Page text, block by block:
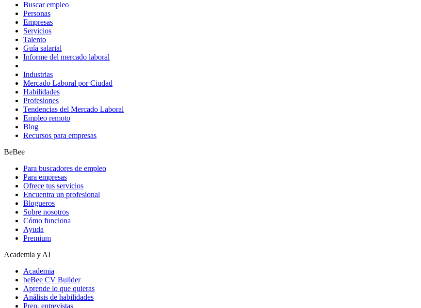
Buscar empleo
Personas
Empresas
Servicios
Talento
Guía salarial
Informe del mercado laboral
Industrias
Mercado Laboral por Ciudad
Habilidades
Profesiones
Tendencias del Mercado Laboral
Empleo remoto
Blog
Recursos para empresas
BeBee
Para buscadores de empleo
Para empresas
Ofrece tus servicios
Encuentra un profesional
Blogueros
Sobre nosotros
Cómo funciona
Ayuda
Premium
Academia y AI
Academia
beBee CV Builder
Aprende lo que quieras
Análisis de habilidades
Prep. entrevistas